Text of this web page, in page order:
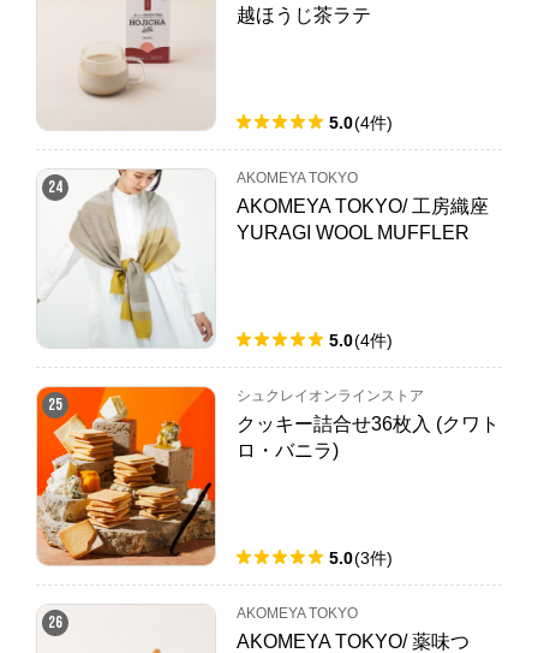
越ほうじ茶ラテ
5.0(4件)
24 AKOMEYA TOKYO
AKOMEYA TOKYO/ 工房織座
YURAGI WOOL MUFFLER
5.0(4件)
25 シュクレイオンラインストア
クッキー詰合せ36枚入 (クワト
ロ・バニラ)
5.0(3件)
26 AKOMEYA TOKYO
AKOMEYA TOKYO/ 薬味つ